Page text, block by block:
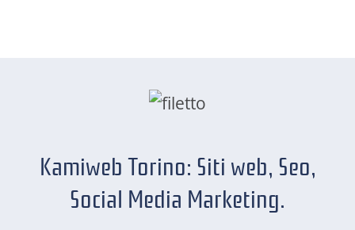
Kamiweb Torino: Siti web, Seo,
Social Media Marketing.